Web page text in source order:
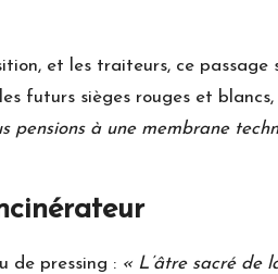
et les traiteurs, ce
futurs sièges rouges et
pensions à une membrane
de pressing : « L’âtre sacré de